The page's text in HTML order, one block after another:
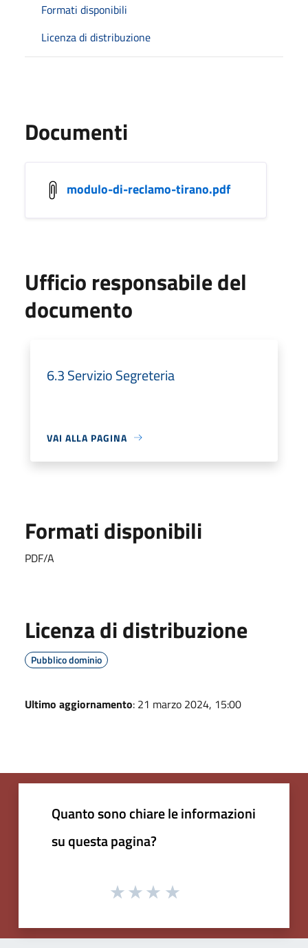
Formati disponibili
Licenza di distribuzione
Documenti
modulo-di-reclamo-tirano.pdf
Ufficio responsabile del
documento
6.3 Servizio Segreteria
VAI ALLA PAGINA
Formati disponibili
PDF/A
Licenza di distribuzione
Pubblico dominio
Ultimo aggiornamento: 21 marzo 2024, 15:00
Quanto sono chiare le informazioni
su questa pagina?